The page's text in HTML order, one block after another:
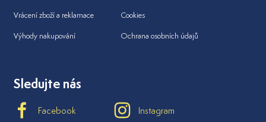
Vrácení zboží a reklamace
Výhody nakupování
Cookies
Ochrana osobních údajů
Sledujte nás
Facebook Instagram